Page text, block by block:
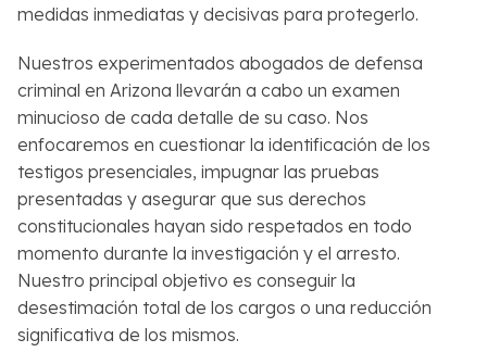
medidas inmediatas y decisivas para protegerlo.
Nuestros experimentados abogados de defensa
criminal en Arizona llevarán a cabo un examen
minucioso de cada detalle de su caso. Nos
enfocaremos en cuestionar la identificación de los
testigos presenciales, impugnar las pruebas
presentadas y asegurar que sus derechos
constitucionales hayan sido respetados en todo
momento durante la investigación y el arresto.
Nuestro principal objetivo es conseguir la
desestimación total de los cargos o una reducción
significativa de los mismos.